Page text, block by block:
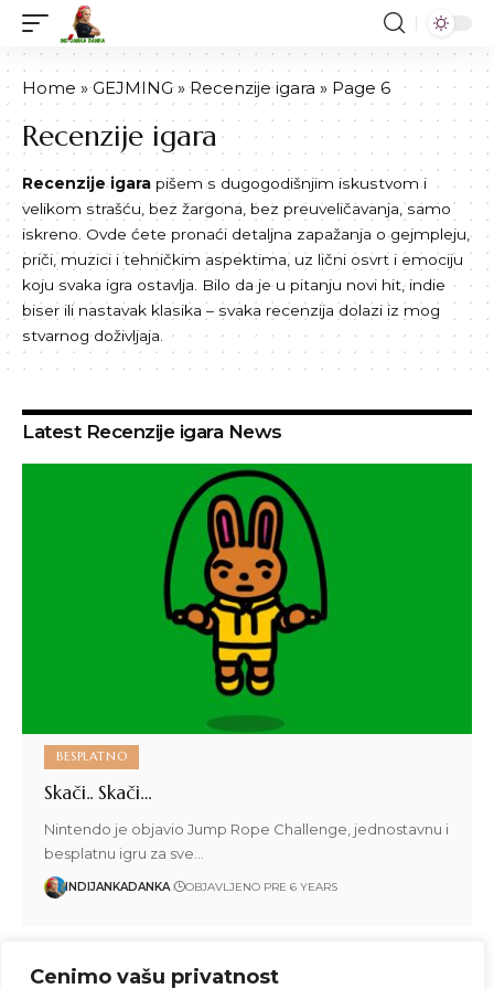
Cenimo vašu privatnost
Home »GEJMING»Recenzije igara » Page 6
Recenzije igara
Recenzije igara pišem s dugogodišnjim iskustvom i
velikom strašću, bez žargona, bez preuveličavanja, samo
iskreno. Ovde ćete pronaći detaljna zapažanja o gejmpleju,
priči, muzici i tehničkim aspektima, uz lični osvrt i emociju
koju svaka igra ostavlja. Bilo da je u pitanju novi hit, indie
biser ili nastavak klasika – svaka recenzija dolazi iz mog
stvarnog doživljaja.
Latest Recenzije igara News
BESPLATNO
Skači.. Skači…
Nintendo je objavio Jump Rope Challenge, jednostavnu i
besplatnu igru za sve…
INDIJANKADANKA OBJAVLJENO PRE 6 YEARS
1 2 …